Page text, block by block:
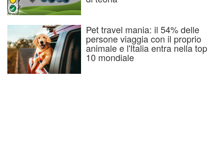
Pet travel mania: il 54% delle
persone viaggia con il proprio
animale e l'Italia entra nella top
10 mondiale